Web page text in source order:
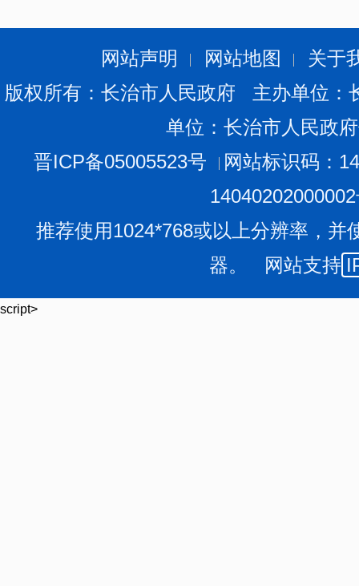
网站声明 网站地图
关于
版权所有：长治市人民政府 主办单位
单位：长治市人民政
晋ICP备05005523号
网站标识码：
推荐使用1024*768或以上分辨率，并
器。 网站支持
script>